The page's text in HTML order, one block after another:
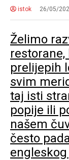
istok 26/05/
Želimo
prelijepih
svim
taj isti
popije ili
našem
često